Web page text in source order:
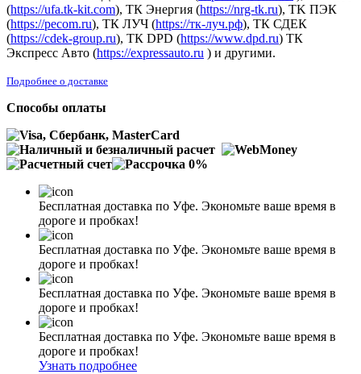
(https://ufa.tk-kit.com), ТК Энергия (https://nrg-tk.ru), ТK ПЭК
(https://pecom.ru), ТК ЛУЧ (https://тк-луч.рф), ТК СДЕК
(https://cdek-group.ru), ТК DPD (https://www.dpd.ru) ТК
Экспресс Авто (https://expressauto.ru ) и другими.
Подробнее о доставке
Способы оплаты
Бесплатная доставка по Уфе. Экономьте ваше время в
дороге и пробках!
Бесплатная доставка по Уфе. Экономьте ваше время в
дороге и пробках!
Бесплатная доставка по Уфе. Экономьте ваше время в
дороге и пробках!
Бесплатная доставка по Уфе. Экономьте ваше время в
дороге и пробках!
Узнать подробнее